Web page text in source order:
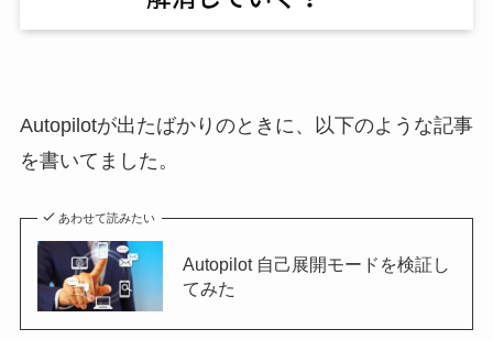
Autopilotが出たばかりのときに、以下のような記事
を書いてました。
あわせて読みたい
Autopilot 自己展開モードを検証し
てみた